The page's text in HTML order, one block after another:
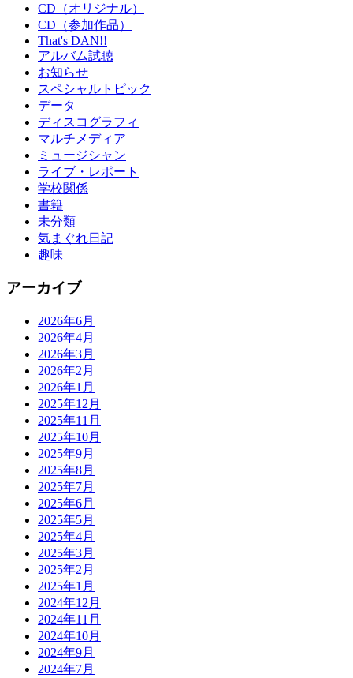
CD（オリジナル）
CD（参加作品）
That's DAN!!
アルバム試聴
お知らせ
スペシャルトピック
データ
ディスコグラフィ
マルチメディア
ミュージシャン
ライブ・レポート
学校関係
書籍
未分類
気まぐれ日記
趣味
アーカイブ
2026年6月
2026年4月
2026年3月
2026年2月
2026年1月
2025年12月
2025年11月
2025年10月
2025年9月
2025年8月
2025年7月
2025年6月
2025年5月
2025年4月
2025年3月
2025年2月
2025年1月
2024年12月
2024年11月
2024年10月
2024年9月
2024年7月